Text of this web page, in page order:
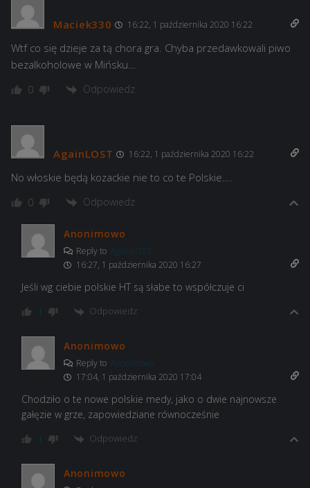
Maciek330 16:22, 1 października 2020 16:22
Wtf co się dzieje za tą chora gra. Chyba przedawkowali piwo
bezalkoholowe w Mińsku…
0 Odpowiedz
AgainLOST 16:22, 1 października 2020 16:22
No włoskie będą kozackie nie to co te Polskie….
0 Odpowiedz
Anonimowo
Reply to AgainLOST
16:27, 1 października 2020 16:27
Jeśli wg ciebie polskie HT są słabe to współczuje ci
1 Odpowiedz
Anonimowo
Reply to Anonimowo
17:04, 1 października 2020 17:04
Chodziło o te nowe polskie medy, jako o dwie najnowsze
gałęzie w grze, zapowiedziane równocześnie
1 Odpowiedz
Anonimowo